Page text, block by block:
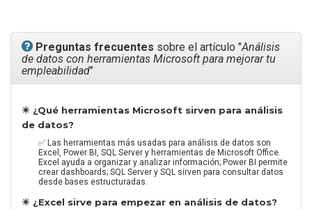
Preguntas frecuentes sobre el artículo "Análisis
de datos con herramientas Microsoft para mejorar tu
empleabilidad"
✴️ ¿Qué herramientas Microsoft sirven para análisis
de datos?
✅ Las herramientas más usadas para análisis de datos son
Excel, Power BI, SQL Server y herramientas de Microsoft Office.
Excel ayuda a organizar y analizar información; Power BI permite
crear dashboards; SQL Server y SQL sirven para consultar datos
desde bases estructuradas.
✴️ ¿Excel sirve para empezar en análisis de datos?